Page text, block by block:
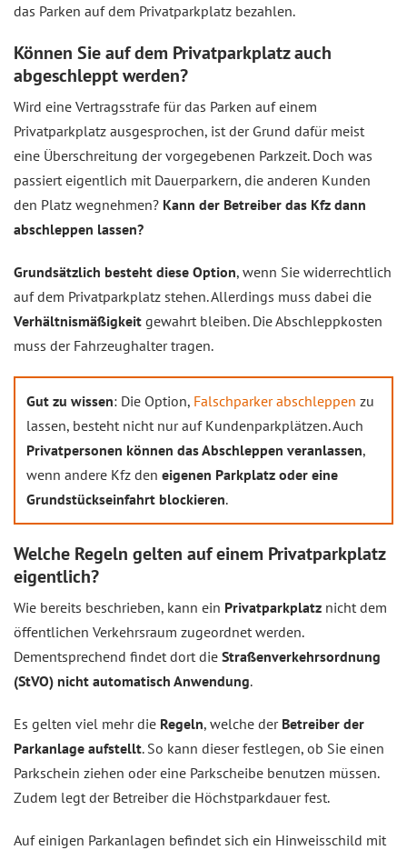
das Parken auf dem Privatparkplatz bezahlen.
Können Sie auf dem Privatparkplatz auch
abgeschleppt werden?
Wird eine Vertragsstrafe für das Parken auf einem
Privatparkplatz ausgesprochen, ist der Grund dafür meist
eine Überschreitung der vorgegebenen Parkzeit. Doch was
passiert eigentlich mit Dauerparkern, die anderen Kunden
den Platz wegnehmen? Kann der Betreiber das Kfz dann
abschleppen lassen?
Grundsätzlich besteht diese Option, wenn Sie widerrechtlich
auf dem Privatparkplatz stehen. Allerdings muss dabei die
Verhältnismäßigkeit gewahrt bleiben. Die Abschleppkosten
muss der Fahrzeughalter tragen.
Gut zu wissen: Die Option, Falschparker abschleppen zu
lassen, besteht nicht nur auf Kundenparkplätzen. Auch
Privatpersonen können das Abschleppen veranlassen,
wenn andere Kfz den eigenen Parkplatz oder eine
Grundstückseinfahrt blockieren.
Welche Regeln gelten auf einem Privatparkplatz
eigentlich?
Wie bereits beschrieben, kann ein Privatparkplatz nicht dem
öffentlichen Verkehrsraum zugeordnet werden.
Dementsprechend findet dort die Straßenverkehrsordnung
(StVO) nicht automatisch Anwendung.
Es gelten viel mehr die Regeln, welche der Betreiber der
Parkanlage aufstellt. So kann dieser festlegen, ob Sie einen
Parkschein ziehen oder eine Parkscheibe benutzen müssen.
Zudem legt der Betreiber die Höchstparkdauer fest.
Auf einigen Parkanlagen befindet sich ein Hinweisschild mit